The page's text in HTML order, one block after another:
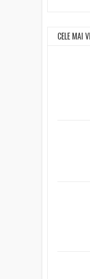
CELE MAI